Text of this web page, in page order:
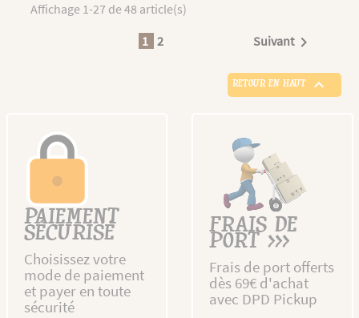
Affichage 1-27 de 48 article(s)
1 2 Suivant
RETOUR EN HAUT 
PAIEMENT
SÉCURISÉ
Choisissez votre
mode de paiement
et payer en toute
sécurité
FRAIS DE
PORT >>>
Frais de port offerts
dès 69€ d'achat
avec DPD Pickup